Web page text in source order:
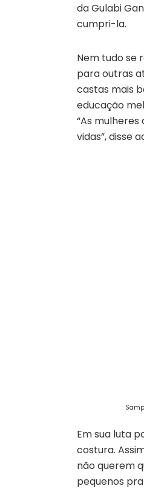
da Gulabi
cumpri-la.
Nem tudo se
para outras
castas mais
educação
“As
vidas”, disse
Em sua luta
costura.
não querem
pequenos